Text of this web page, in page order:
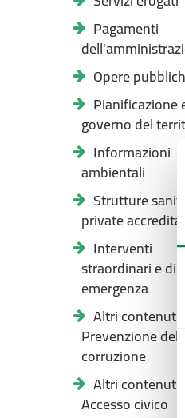
Pagamenti
Opere
Pianificazione
governo del
Informazioni
ambientali
Strutture
private accreditate
Interventi
straordinari e di
emergenza
Altri contenuti -
Prevenzione
corruzione
Altri contenuti -
Accesso civico